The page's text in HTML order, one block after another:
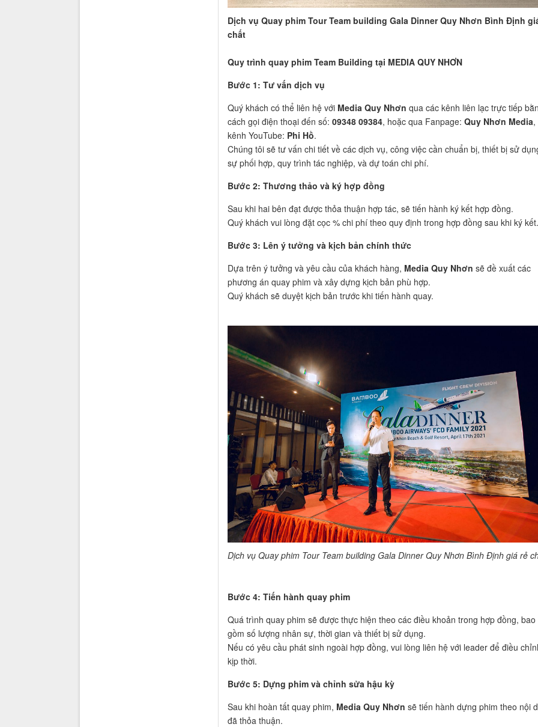
Dịch vụ Quay phim Tour Team building Gala Dinner Quy Nhơn Bình Định
chất
Quy trình quay phim Team Building tại MEDIA QUY NHƠN
Bước 1: Tư vấn dịch vụ
Quý khách có thể liên hệ với Media Quy Nhơn qua các kênh liên lạc trực tiếp
cách gọi điện thoại đến số: 09348 09384, hoặc qua Fanpage: Quy Nhơn Media,
kênh YouTube: Phi Hồ.
Chúng tôi sẽ tư vấn chi tiết về các dịch vụ, công việc cần chuẩn bị, thiết bị sử
sự phối hợp, quy trình tác nghiệp, và dự toán chi phí.
Bước 2: Thương thảo và ký hợp đồng
Sau khi hai bên đạt được thỏa thuận hợp tác, sẽ tiến hành ký kết hợp đồng.
Quý khách vui lòng đặt cọc % chi phí theo quy định trong hợp đồng sau khi ký kết.
Bước 3: Lên ý tưởng và kịch bản chính thức
Dựa trên ý tưởng và yêu cầu của khách hàng, Media Quy Nhơn sẽ đề xuất các
phương án quay phim và xây dựng kịch bản phù hợp.
Quý khách sẽ duyệt kịch bản trước khi tiến hành quay.
Dịch vụ Quay phim Tour Team building Gala Dinner Quy Nhơn Bình Định giá rẻ
Bước 4: Tiến hành quay phim
Quá trình quay phim sẽ được thực hiện theo các điều khoản trong hợp đồng, bao
gồm số lượng nhân sự, thời gian và thiết bị sử dụng.
Nếu có yêu cầu phát sinh ngoài hợp đồng, vui lòng liên hệ với leader để điều
kịp thời.
Bước 5: Dựng phim và chỉnh sửa hậu kỳ
Sau khi hoàn tất quay phim, Media Quy Nhơn sẽ tiến hành dựng phim theo nội
đã thỏa thuận.